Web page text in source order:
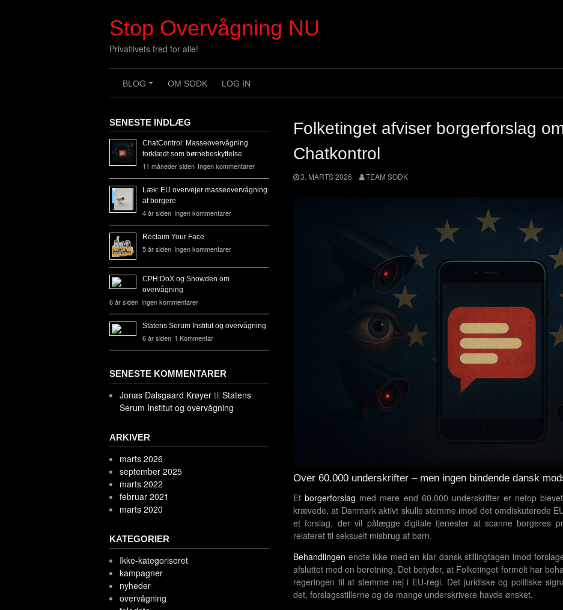
Stop Overvågning NU
Privatlivets fred for alle!
+
BLOG OM SODK LOG IN
Folketinget afviser borgerforslag
Chatkontrol
3. MARTS 2026 TEAM SODK
Over 60.000 underskrifter – men ingen bindende dansk
Etborgerforslag med mere end 60.000 underskrifter er netop
krævede, at Danmark aktivt skulle stemme imod det omdiskuterede
et forslag, der vil pålægge digitale tjenester at scanne borgeres
relateret til seksuelt misbrug af børn.
Behandlingen endte ikke med en klar dansk stillingtagen imod
afsluttet med en beretning. Det betyder, at Folketinget formelt har
regeringen til at stemme nej i EU-regi. Det juridiske og politiske
det, forslagsstillerne og de mange underskrivere havde ønsket.
SENESTE INDLÆG
ChatControl: Masseovervågning
forklædt som børnebeskyttelse
11 måneder siden Ingen kommentarer
Læk: EU overvejer masseovervågning
af borgere
4 år siden Ingen kommentarer
Reclaim Your Face
5 år siden Ingen kommentarer
CPH:DoX og Snowden om
overvågning
6 år siden Ingen kommentarer
Statens Serum Institut og overvågning
6 år siden 1 Kommentar
SENESTE KOMMENTARER
Jonas Dalsgaard Krøyertil Statens
Serum Institut og overvågning
ARKIVER
marts 2026
september 2025
marts 2022
februar 2021
marts 2020
KATEGORIER
Ikke-kategoriseret
kampagner
nyheder
overvågning